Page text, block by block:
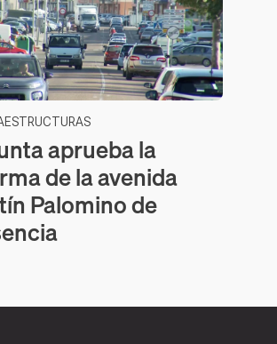
aprueba la
de la avenida
Palomino de